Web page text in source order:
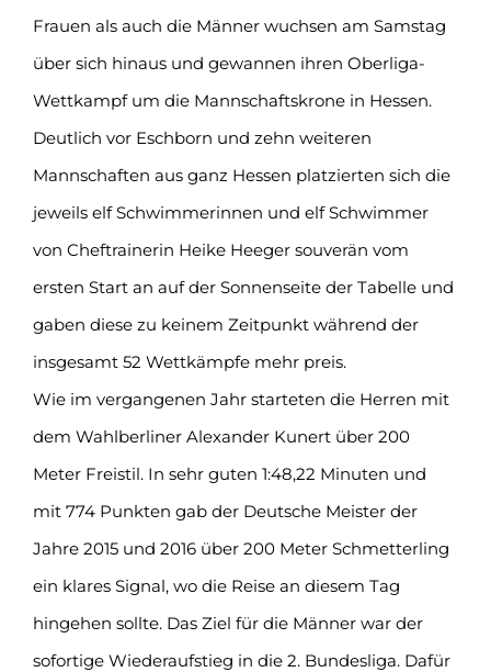
Frauen als auch die Männer wuchsen am Samstag
über sich hinaus und gewannen ihren Oberliga-
Wettkampf um die Mannschaftskrone in Hessen.
Deutlich vor Eschborn und zehn weiteren
Mannschaften aus ganz Hessen platzierten sich die
jeweils elf Schwimmerinnen und elf Schwimmer
von Cheftrainerin Heike Heeger souverän vom
ersten Start an auf der Sonnenseite der Tabelle und
gaben diese zu keinem Zeitpunkt während der
insgesamt 52 Wettkämpfe mehr preis.
Wie im vergangenen Jahr starteten die Herren mit
dem Wahlberliner Alexander Kunert über 200
Meter Freistil. In sehr guten 1:48,22 Minuten und
mit 774 Punkten gab der Deutsche Meister der
Jahre 2015 und 2016 über 200 Meter Schmetterling
ein klares Signal, wo die Reise an diesem Tag
hingehen sollte. Das Ziel für die Männer war der
sofortige Wiederaufstieg in die 2. Bundesliga. Dafür